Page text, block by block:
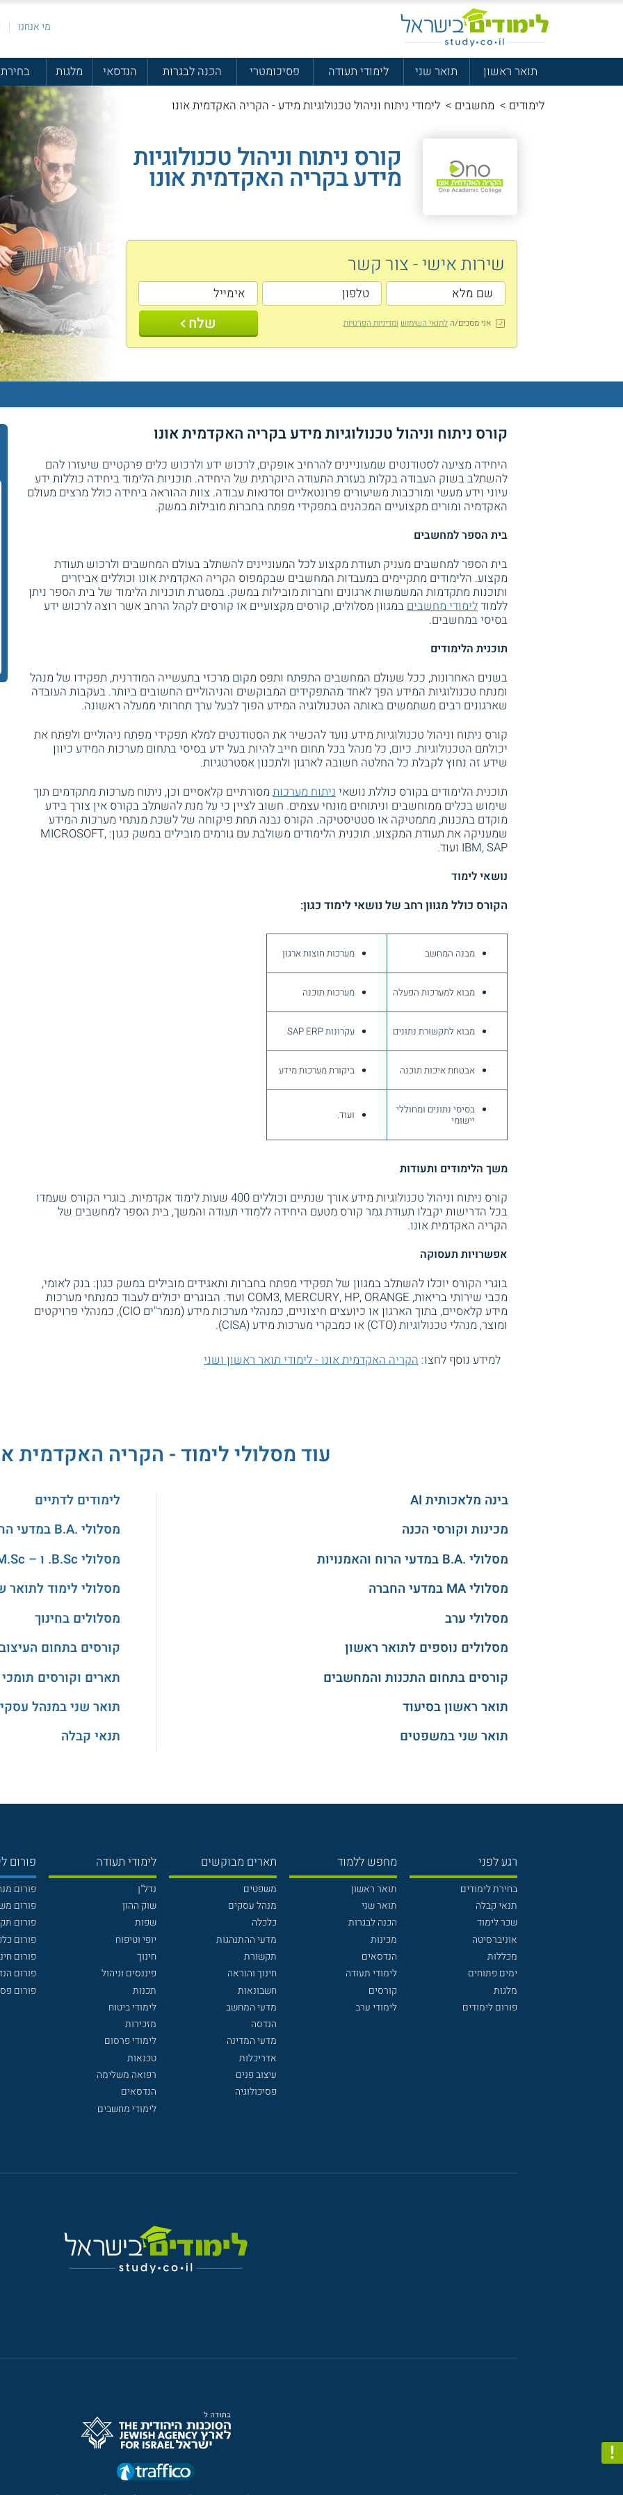
מי אנחנו
תואר ראשון תואר שני לימודי תעודה פסיכומטרי הכנה לבגרות הנדסאי מלגות
לימודים > מחשבים > לימודי ניתוח וניהול טכנולוגיות מידע - הקריה האקדמית אונו
קורס ניתוח וניהול טכנולוגיות
מידע בקריה האקדמית אונו
שירות אישי - צור קשר
אני מסכים/הלתנאי השימוש ומדיניות הפרטיות שלח
קורס ניתוח וניהול טכנולוגיות מידע בקריה האקדמית אונו
היחידה מציעה לסטודנטים שמעוניינים להרחיב אופקים, לרכוש ידע ולרכוש כלים פרקטיים שיעזרו להם
להשתלב בשוק העבודה בקלות בעזרת התעודה היוקרתית של היחידה. תוכניות הלימוד ביחידה כוללות ידע
עיוני וידע מעשי ומורכבות משיעורים פרונטאליים וסדנאות עבודה. צוות ההוראה ביחידה כולל מרצים מעולם
האקדמיה ומורים מקצועיים המכהנים בתפקידי מפתח בחברות מובילות במשק.
בית הספר למחשבים
בית הספר למחשבים מעניק תעודת מקצוע לכל המעוניינים להשתלב בעולם המחשבים ולרכוש תעודת
מקצוע. הלימודים מתקיימים במעבדות המחשבים שבקמפוס הקריה האקדמית אונו וכוללים אביזרים
ותוכנות מתקדמות המשמשות ארגונים וחברות מובילות במשק. במסגרת תוכניות הלימוד של בית הספר ניתן
ללמודלימודי מחשביםבמגוון מסלולים, קורסים מקצועיים או קורסים לקהל הרחב אשר רוצה לרכוש ידע
בסיסי במחשבים.
תוכנית הלימודים
בשנים האחרונות, ככל שעולם המחשבים התפתח ותפס מקום מרכזי בתעשייה המודרנית, תפקידו של מנהל
ומנתח טכנולוגיות המידע הפך לאחד מהתפקידים המבוקשים והניהוליים החשובים ביותר. בעקבות העובדה
שארגונים רבים משתמשים באותה הטכנולוגיה המידע הפוך לבעל ערך תחרותי ממעלה ראשונה.
קורס ניתוח וניהול טכנולוגיות מידע נועד להכשיר את הסטודנטים למלא תפקידי מפתח ניהוליים ולפתח את
יכולתם הטכנולוגיות. כיום, כל מנהל בכל תחום חייב להיות בעל ידע בסיסי בתחום מערכות המידע כיוון
שידע זה נחוץ לקבלת כל החלטה חשובה לארגון ולתכנון אסטרטגיות.
תוכנית הלימודים בקורס כוללת נושאיניתוח מערכות מסורתיים קלאסיים וכן, ניתוח מערכות מתקדמים תוך
שימוש בכלים ממוחשבים וניתוחים מונחי עצמים. חשוב לציין כי על מנת להשתלב בקורס אין צורך בידע
מוקדם בתכנות, מתמטיקה או סטטיסטיקה. הקורס נבנה תחת פיקוחה של לשכת מנתחי מערכות המידע
שמעניקה את תעודת המקצוע. תוכנית הלימודים משולבת עם גורמים מובילים במשק כגון: MICROSOFT,
IBM, SAP ועוד.
נושאי לימוד
הקורס כולל מגוון רחב של נושאי לימוד כגון:
מבנה המחשב מערכות חוצות ארגון
מבוא למערכות הפעלה מערכות תוכנה
מבוא לתקשורת נתונים עקרונות SAP ERP
אבטחת איכות תוכנה ביקורת מערכות מידע
בסיסי נתונים ומחוללי
יישומי
ועוד.
משך הלימודים ותעודות
קורס ניתוח וניהול טכנולוגיות מידע אורך שנתיים וכוללים 400 שעות לימוד אקדמיות. בוגרי הקורס שעמדו
בכל הדרישות יקבלו תעודת גמר קורס מטעם היחידה ללמודי תעודה והמשך, בית הספר למחשבים של
הקריה האקדמית אונו.
אפשרויות תעסוקה
בוגרי הקורס יוכלו להשתלב במגוון של תפקידי מפתח בחברות ותאגידים מובילים במשק כגון: בנק לאומי,
מכבי שירותי בריאות, COM3, MERCURY, HP, ORANGE ועוד. הבוגרים יכולים לעבוד כמנתחי מערכות
מידע קלאסיים, בתוך הארגון או כיועצים חיצוניים, כמנהלי מערכות מידע (מנמר"ים CIO), כמנהלי פרויקטים
ומוצר, מנהלי טכנולוגיות (CTO) או כמבקרי מערכות מידע (CISA).
למידע נוסף לחצו: הקריה האקדמית אונו - לימודי תואר ראשון ושני
עוד מסלולי לימוד - הקריה האקדמית
בינה מלאכותית AI
מכינות וקורסי הכנה
מסלולי .B.A במדעי הרוח והאמנויות
מסלולי MA במדעי החברה
מסלולי ערב
מסלולים נוספים לתואר ראשון
קורסים בתחום התכנות והמחשבים
תואר ראשון בסיעוד
תואר שני במשפטים
לימודים לדתיים
מסלולי .B.A במדעי החברה
מסלולי B.Sc. ו – M.Sc. במדעים
מסלולי לימוד לתואר
מסלולים בחינוך
קורסים בתחום
תארים וקורסים
תואר שני במנהל
תנאי קבלה
רגע לפני
בחירת לימודים
תנאי קבלה
שכר לימוד
אוניברסיטה
מכללות
ימים פתוחים
מלגות
פורום לימודים
מחפש ללמוד
תואר ראשון
תואר שני
הכנה לבגרות
מכינות
הנדסאים
לימודי תעודה
קורסים
לימודי ערב
תארים מבוקשים
משפטים
מנהל עסקים
כלכלה
מדעי ההתנהגות
תקשורת
חינוך והוראה
חשבונאות
מדעי המחשב
הנדסה
מדעי המדינה
אדריכלות
עיצוב פנים
פסיכולוגיה
לימודי תעודה
נדל"ן
שוק ההון
שפות
יופי וטיפוח
חינוך
פיננסים וניהול
תכנות
לימודי ביטוח
מזכירות
לימודי פרסום
טכנאות
רפואה משלימה
הנדסאים
לימודי מחשבים
פורום
פורום
פורום
פורום
פורום
פורום
פורום
פורום